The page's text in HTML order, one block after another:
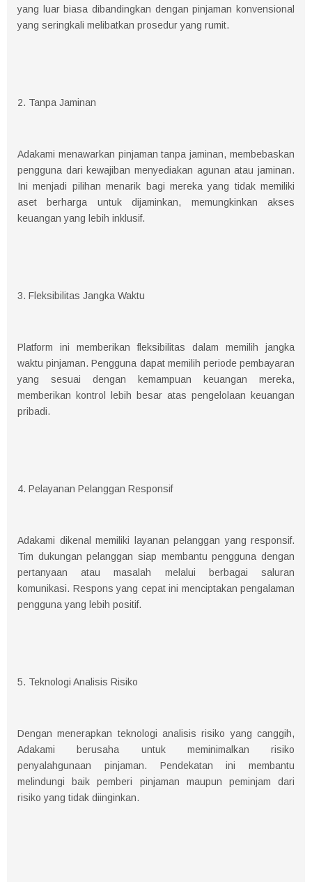
yang luar biasa dibandingkan dengan pinjaman konvensional
yang seringkali melibatkan prosedur yang rumit.
2. Tanpa Jaminan
Adakami menawarkan pinjaman tanpa jaminan, membebaskan
pengguna dari kewajiban menyediakan agunan atau jaminan.
Ini menjadi pilihan menarik bagi mereka yang tidak memiliki
aset berharga untuk dijaminkan, memungkinkan akses
keuangan yang lebih inklusif.
3. Fleksibilitas Jangka Waktu
Platform ini memberikan fleksibilitas dalam memilih jangka
waktu pinjaman. Pengguna dapat memilih periode pembayaran
yang sesuai dengan kemampuan keuangan mereka,
memberikan kontrol lebih besar atas pengelolaan keuangan
pribadi.
4. Pelayanan Pelanggan Responsif
Adakami dikenal memiliki layanan pelanggan yang responsif.
Tim dukungan pelanggan siap membantu pengguna dengan
pertanyaan atau masalah melalui berbagai saluran
komunikasi. Respons yang cepat ini menciptakan pengalaman
pengguna yang lebih positif.
5. Teknologi Analisis Risiko
Dengan menerapkan teknologi analisis risiko yang canggih,
Adakami berusaha untuk meminimalkan risiko
penyalahgunaan pinjaman. Pendekatan ini membantu
melindungi baik pemberi pinjaman maupun peminjam dari
risiko yang tidak diinginkan.